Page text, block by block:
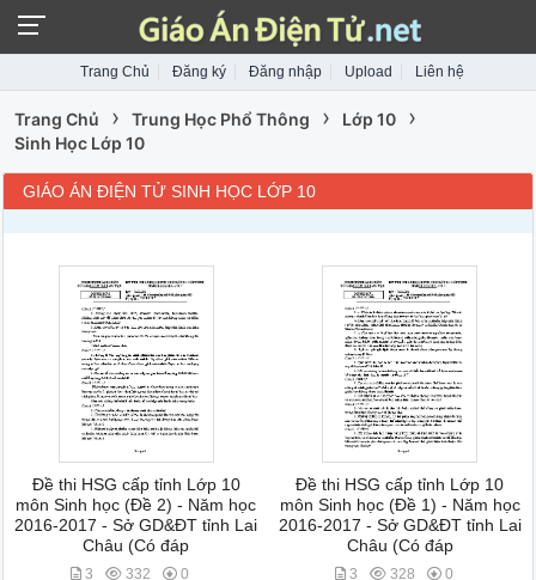
Trang Chủ Đăng ký Đăng nhập Upload Liên hệ
Trang Chủ › Trung Học Phổ Thông › Lớp 10 ›
Sinh Học Lớp 10
GIÁO ÁN ĐIỆN TỬ SINH HỌC LỚP 10
Đề thi HSG cấp tỉnh Lớp 10
môn Sinh học (Đề 2) - Năm học
2016-2017 - Sở GD&ĐT tỉnh Lai
Châu (Có đáp
3 332 0
Đề thi HSG cấp tỉnh Lớp 10
môn Sinh học (Đề 1) - Năm học
2016-2017 - Sở GD&ĐT tỉnh Lai
Châu (Có đáp
3 328 0